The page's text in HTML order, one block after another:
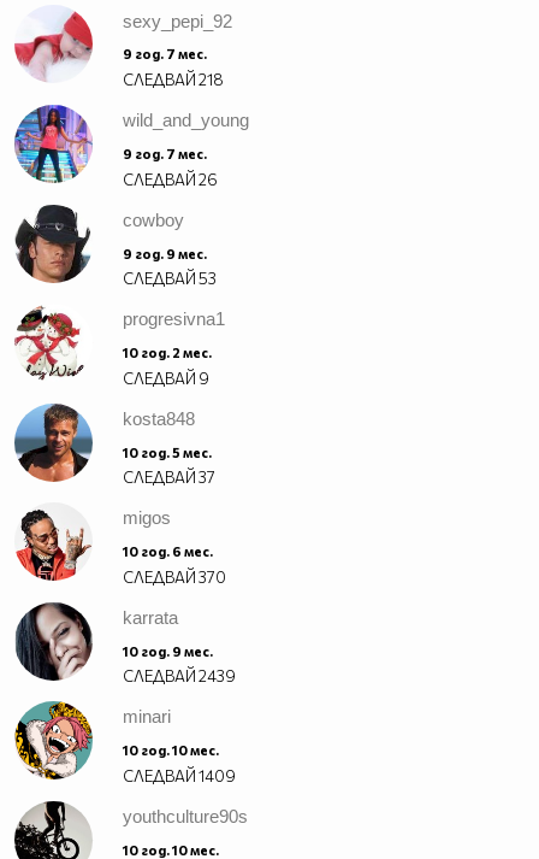
sexy_pepi_92
9 год. 7 мес.
СЛЕДВАЙ218
wild_and_young
9 год. 7 мес.
СЛЕДВАЙ26
cowboy
9 год. 9 мес.
СЛЕДВАЙ53
progresivna1
10 год. 2 мес.
СЛЕДВАЙ 9
kosta848
10 год. 5 мес.
СЛЕДВАЙ37
migos
10 год. 6 мес.
СЛЕДВАЙ370
karrata
10 год. 9 мес.
СЛЕДВАЙ2439
minari
10 год. 10 мес.
СЛЕДВАЙ1409
youthculture90s
10 год. 10 мес.